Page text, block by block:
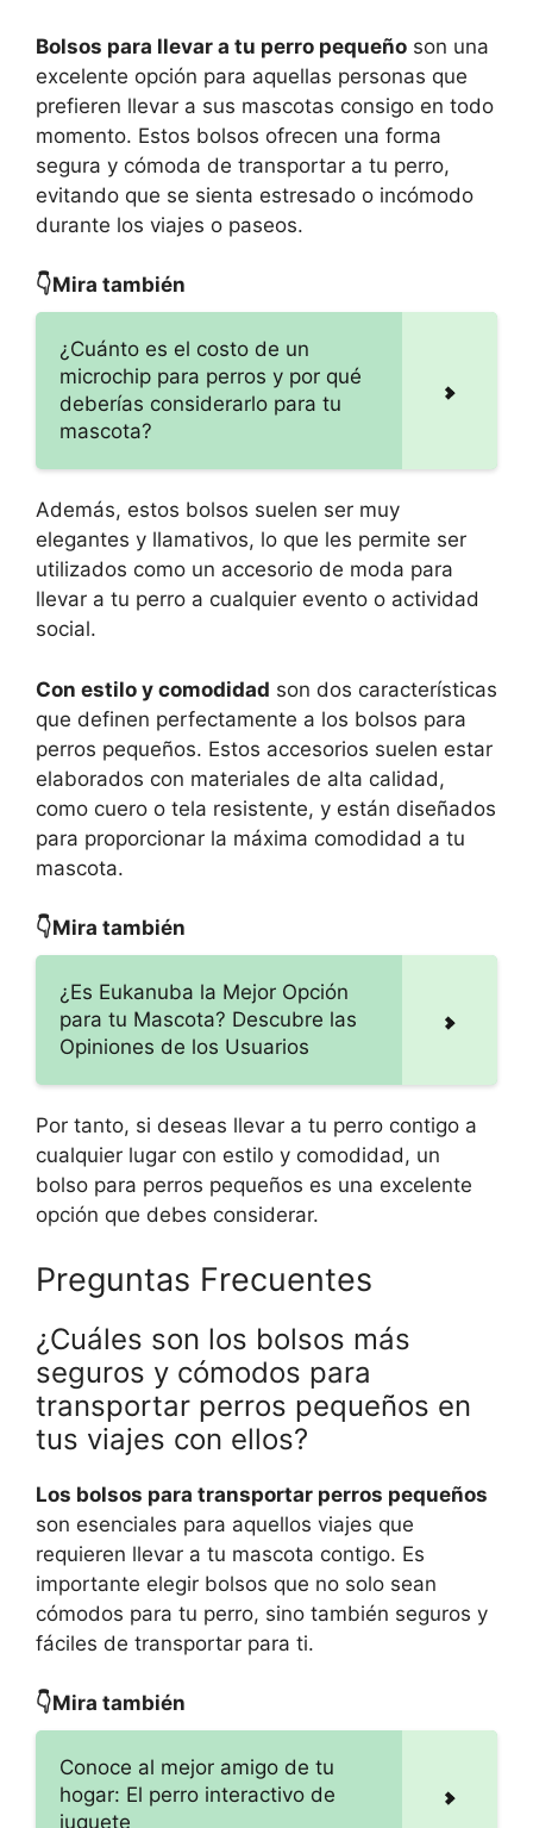
Bolsos para llevar a tu perro pequeño son una
excelente opción para aquellas personas que
prefieren llevar a sus mascotas consigo en todo
momento. Estos bolsos ofrecen una forma
segura y cómoda de transportar a tu perro,
evitando que se sienta estresado o incómodo
durante los viajes o paseos.
👇Mira también
¿Cuánto es el costo de un
microchip para perros y por qué
deberías considerarlo para tu
mascota?
Además, estos bolsos suelen ser muy
elegantes y llamativos, lo que les permite ser
utilizados como un accesorio de moda para
llevar a tu perro a cualquier evento o actividad
social.
Con estilo y comodidad son dos características
que definen perfectamente a los bolsos para
perros pequeños. Estos accesorios suelen estar
elaborados con materiales de alta calidad,
como cuero o tela resistente, y están diseñados
para proporcionar la máxima comodidad a tu
mascota.
👇Mira también
¿Es Eukanuba la Mejor Opción
para tu Mascota? Descubre las
Opiniones de los Usuarios
Por tanto, si deseas llevar a tu perro contigo a
cualquier lugar con estilo y comodidad, un
bolso para perros pequeños es una excelente
opción que debes considerar.
Preguntas Frecuentes
¿Cuáles son los bolsos más
seguros y cómodos para
transportar perros pequeños en
tus viajes con ellos?
Los bolsos para transportar perros pequeños
son esenciales para aquellos viajes que
requieren llevar a tu mascota contigo. Es
importante elegir bolsos que no solo sean
cómodos para tu perro, sino también seguros y
fáciles de transportar para ti.
👇Mira también
Conoce al mejor amigo de tu
hogar: El perro interactivo de
juguete